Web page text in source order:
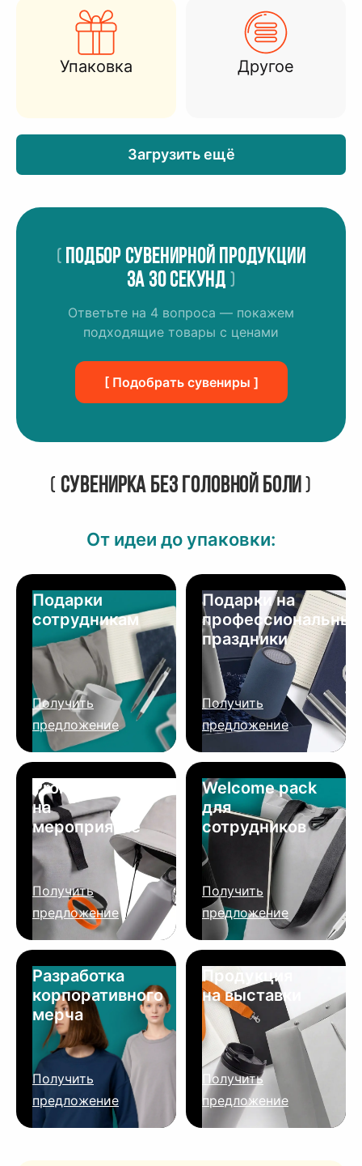
Упаковка Другое
Загрузить ещё
( Подбор сувенирной продукции
за 30 секунд )
Ответьте на 4 вопроса — покажем
подходящие товары с ценами
[ Подобрать сувениры ]
( Сувенирка без головной боли)
От идеи до упаковки:
Подарки
сотрудникам
Получить
предложение
Подарки на
профессиональные
праздники
Получить
предложение
Promo
на
мероприятие
Получить
предложение
Welcome pack
для
сотрудников
Получить
предложение
Разработка
корпоративного
мерча
Получить
предложение
Продукция
на выставки
Получить
предложение